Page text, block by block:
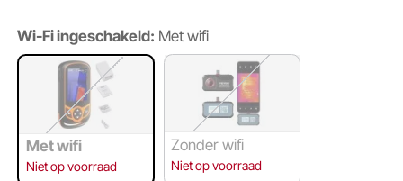
Wi-Fi ingeschakeld: Met wifi
Met wifi
Niet op voorraad
Zonder wifi
Niet op voorraad